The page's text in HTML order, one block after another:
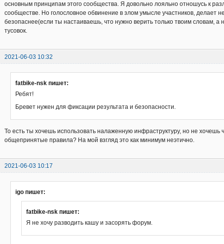
основным принципам этого сообщества. Я довольно лояльно отношусь к
сообществе. Но голословное обвинение в злом умысле участников, делает
безопаснее(если ты настаиваешь, что нужно верить только твоим словам, а
тусовок.
2021-06-03 10:32
fatbike-nsk пишет:
Ребят!
Бревет нужен для фиксации результата и безопасности.
То есть ты хочешь использовать налаженную инфраструктуру, но не
общепринятые правила? На мой взгляд это как минимум неэтично.
2021-06-03 10:17
igo пишет:
fatbike-nsk пишет:
Я не хочу разводить кашу и засорять форум.